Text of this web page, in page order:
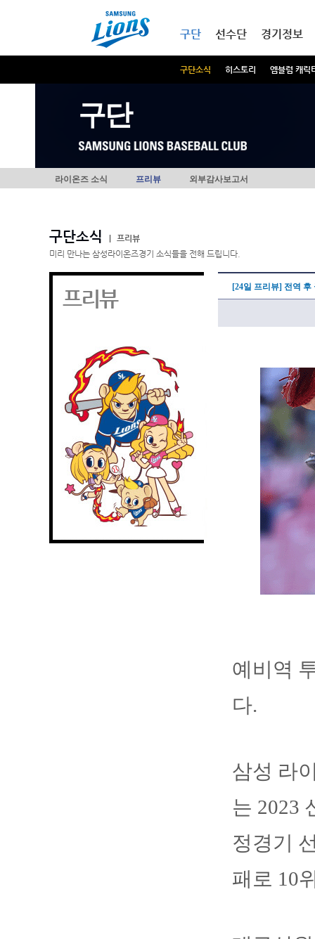
구단
구단소식 히스토리 엠블럼 캐릭
선수단 경기정보
구단
라이온즈 소식 프리뷰 외부감사보고서
구단소식
프리뷰
미리 만나는 삼성라이온즈경기 소식들을 전해 드립니다.
프리뷰 [24일 프리뷰] 전역
예비역
다.
삼성 라
는 2023
정경기
패로 10